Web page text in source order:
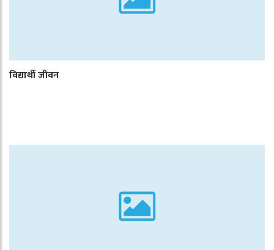
विद्यार्थी जीवन